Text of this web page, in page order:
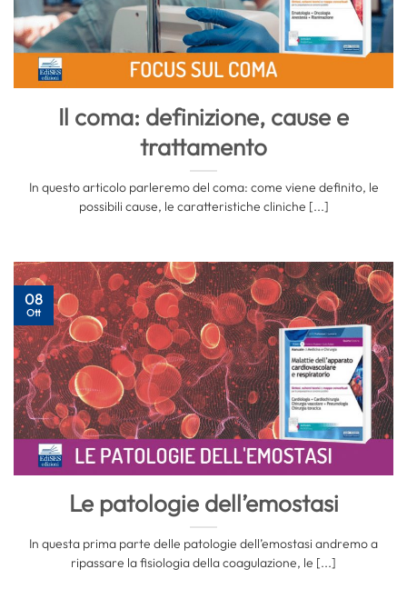
Il coma: definizione, cause e
trattamento
In questo articolo parleremo del coma: come viene definito, le
possibili cause, le caratteristiche cliniche [...]
Le patologie dell’emostasi
In questa prima parte delle patologie dell’emostasi andremo a
ripassare la fisiologia della coagulazione, le [...]
08
Ott